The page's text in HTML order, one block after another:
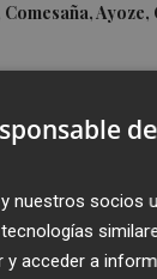
nuestros socios
y acceder a